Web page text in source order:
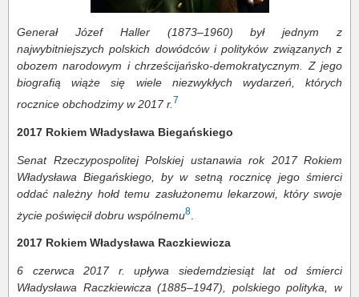
Generał Józef Haller (1873–1960) był jednym z
najwybitniejszych polskich dowódców i polityków związanych z
obozem narodowym i chrześcijańsko-demokratycznym. Z jego
biografią wiąże się wiele niezwykłych wydarzeń, których
rocznice obchodzimy w 2017 r. 7
2017 Rokiem Władysława Biegańskiego
Senat Rzeczypospolitej Polskiej ustanawia rok 2017 Rokiem
Władysława Biegańskiego, by w setną rocznicę jego śmierci
oddać należny hołd temu zasłużonemu lekarzowi, który swoje
życie poświęcił dobru wspólnemu8
2017 Rokiem Władysława Raczkiewicza
6 czerwca 2017 r. upływa siedemdziesiąt lat od śmierci
Władysława Raczkiewicza (1885–1947), polskiego polityka, w